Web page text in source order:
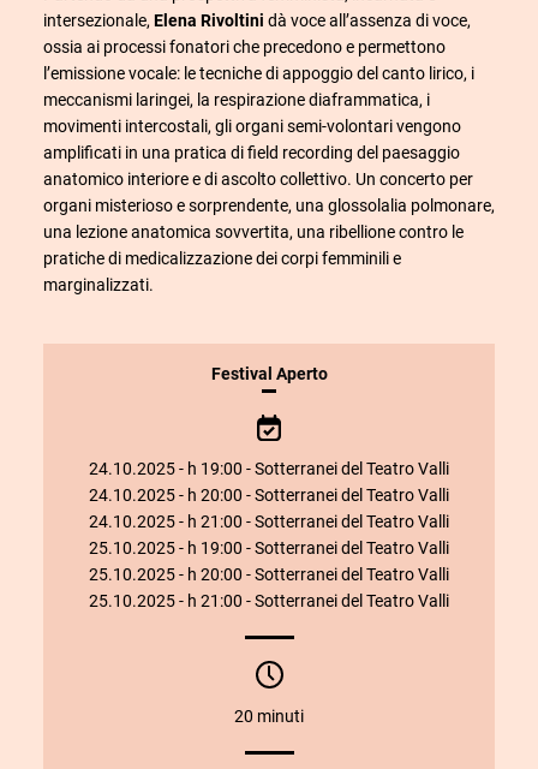
intersezionale, Elena Rivoltini dà voce all’assenza di voce,
ossia ai processi fonatori che precedono e permettono
l’emissione vocale: etecniche di appoggio del canto lirico, i
meccanismi laringei, la respirazione diaframmatica, i
movimenti intercostali, gli organi semi-volontari vengono
amplificati in una pratica difield recording del paesaggio
anatomico interiore e di ascolto collettivo. Un concerto per
organi misteriosoe sorprendente, una glossolalia polmonare,
una lezione anatomica sovvertita, una ribellione contro le
pratiche di medicalizzazione dei corpi femminili e
marginalizzati.
INFORMAZIONIFestival Aperto
24.10.2025 - h 19:00 - Sotterranei del Teatro Valli
24.10.2025 - h 20:00 - Sotterranei del Teatro Valli
24.10.2025 - h 21:00 - Sotterranei del Teatro Valli
25.10.2025 - h 19:00 - Sotterranei del Teatro Valli
25.10.2025 - h 20:00 - Sotterranei del Teatro Valli
25.10.2025 - h 21:00 - Sotterranei del Teatro Valli
20 minuti